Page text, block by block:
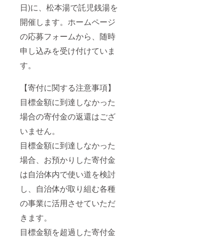
日)に、松本湯で託児銭湯を
開催します。ホームページ
の応募フォームから、随時
申し込みを受け付けていま
す。
【寄付に関する注意事項】
目標金額に到達しなかった
場合の寄付金の返還はござ
いません。
目標金額に到達しなかった
場合、お預かりした寄付金
は自治体内で使い道を検討
し、自治体が取り組む各種
の事業に活用させていただ
きます。
目標金額を超過した寄付金